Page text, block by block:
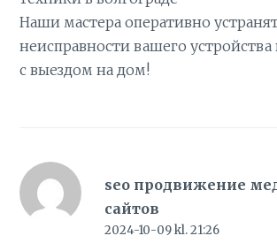
Наши мастера оперативно
неисправности вашего устройства
с выездом на дом!
seo продвижение
сайтов
2024-10-09 kl. 21:26